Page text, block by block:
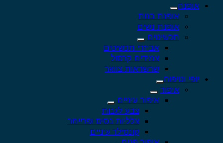
אופנה
אופנת בנות
אופנת נשים
תכשיטים
אביזרי תכשיטים
צמידים קרסול
שרשראות צוואר
יופי וטיפוח
איפור
איפור עיניים
צבע לגבות
צלליות בסיס ופריימר
קונסילר עיניים